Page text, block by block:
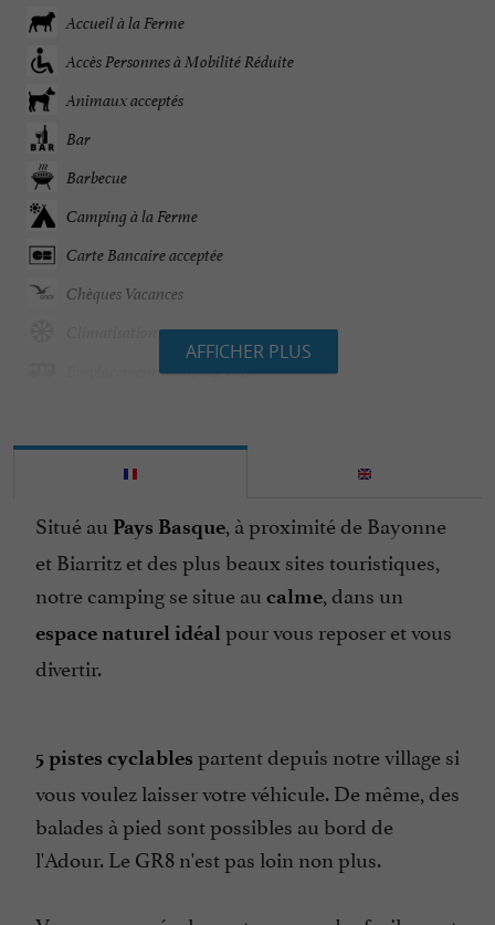
Accueil à la Ferme
Accès Personnes à Mobilité Réduite
Animaux acceptés
Bar
Barbecue
Camping à la Ferme
Carte Bancaire acceptée
Chèques Vacances
Emplacement Camping-Cars
Ferme Découverte
Internet : WIFI
Jeux pour enfants
Lave Linge
Lave Vaisselle
Laverie Automobile
Location de Mobil Homes
Micro Onde
Ouvert 7 jour sur 7
Ouvert toute l'année
Parking
AFFICHER PLUS
Situé au Pays Basque , à proximité de Bayonne
et Biarritz et des plus beaux sites touristiques,
notre camping se situe au calme , dans un
espace naturel idéal pour vous reposer et vous
divertir.
5 pistes cyclables partent depuis notre village si
vous voulez laisser votre véhicule. De même, des
balades à pied sont possibles au bord de
l'Adour. Le GR8 n'est pas loin non plus.